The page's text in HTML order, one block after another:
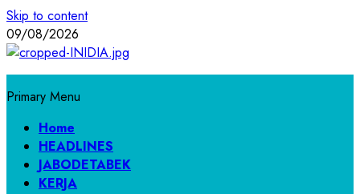
Skip to content
09/08/2026
Primary Menu
Home
HEADLINES
JABODETABEK
KERJA